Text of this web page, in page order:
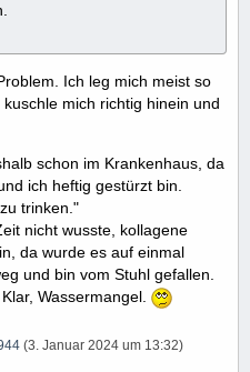
Ich leg mich meist so
mich richtig hinein und
schon im Krankenhaus, da
ich heftig gestürzt bin.
trinken."
nicht wusste, kollagene
da wurde es auf einmal
und bin vom Stuhl gefallen.
Wassermangel.
(3. Januar 2024 um 13:32)